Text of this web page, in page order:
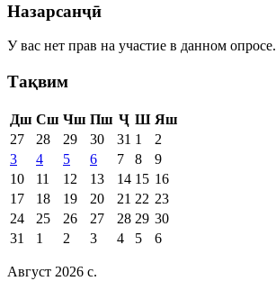
Назарсанҷӣ
У вас нет прав на участие в данном опросе.
Тақвим
Дш Сш Чш Пш Ҷ Ш Яш
27
28 29 30 31 1
2
3
4 5 6 7 8
9
10
11 12 13 14 15 16
17
18 19 20 21 22 23
24
25 26 27 28 29 30
31
1 2 3 4 5 6
Август 2026 c.